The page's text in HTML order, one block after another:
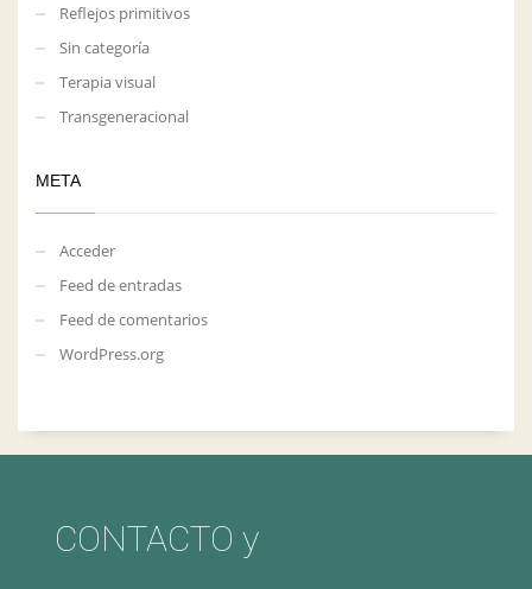
Reflejos primitivos
Sin categoría
Terapia visual
Transgeneracional
META
Acceder
Feed de entradas
Feed de comentarios
WordPress.org
CONTACTO y